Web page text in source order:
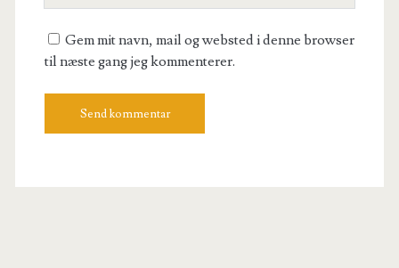
Gem mit navn, mail og websted i denne browser
til næste gang jeg kommenterer.